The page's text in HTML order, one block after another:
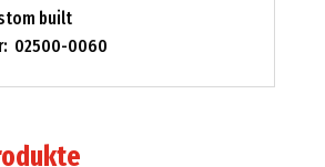
built
02500-0060